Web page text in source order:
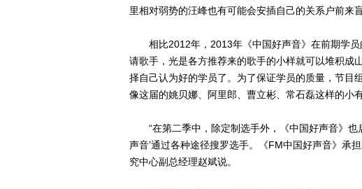
里相对弱势的汪峰也有可能会安插自己的关系户前来盲
相比2012年，2013年《中国好声音》在前期学员
请歌手，光是各方推荐来的歌手的小样就可以堆积成
择自己认为好的学员了。为了保证学员的质量，节目
像这届的姚贝娜、阿里郎、曹立彬、常石磊这样的小
“在第二季中，除定制选手外，《中国好声音》也
声音’通过各种途径搜罗选手。《FM中国好声音》承
究中心副总经理赵斌说。